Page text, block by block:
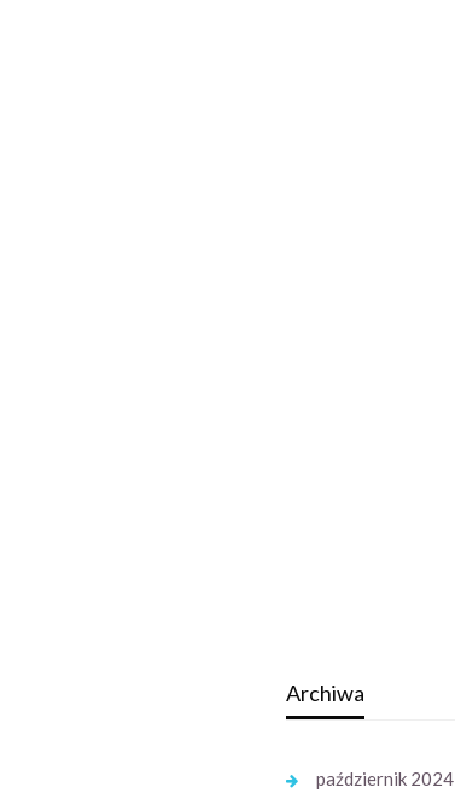
Archiwa
październik 2024